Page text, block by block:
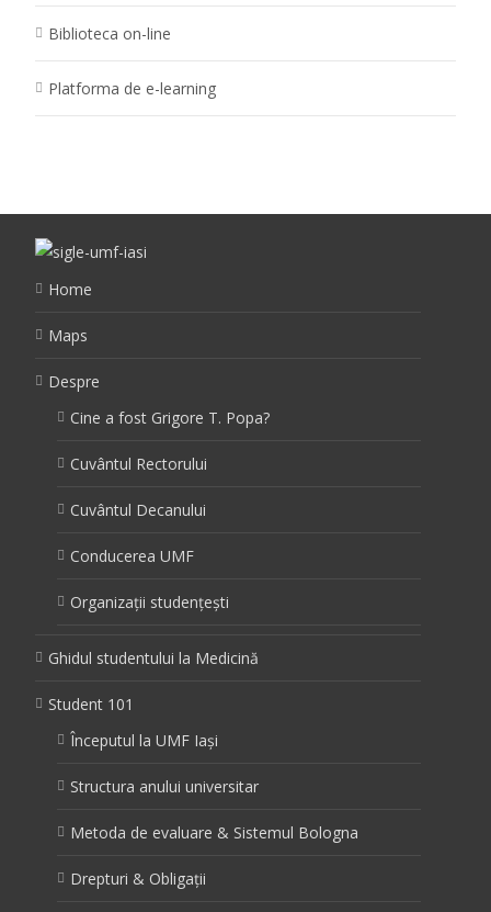
Biblioteca on-line
Platforma de e-learning
Home
Maps
Despre
Cine a fost Grigore T. Popa?
Cuvântul Rectorului
Cuvântul Decanului
Conducerea UMF
Organizații studențești
Ghidul studentului la Medicină
Student 101
Începutul la UMF Iași
Structura anului universitar
Metoda de evaluare & Sistemul Bologna
Drepturi & Obligații